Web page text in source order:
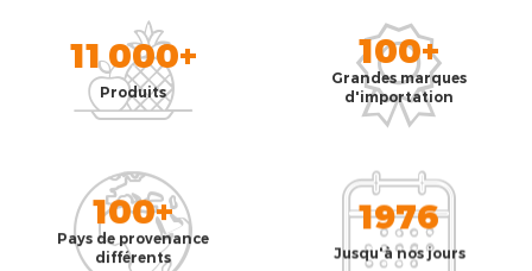
11 000+
Produits
100+
Grandes marques
d'importation
100+
Pays de provenance
différents
1976
Jusqu'à nos jours